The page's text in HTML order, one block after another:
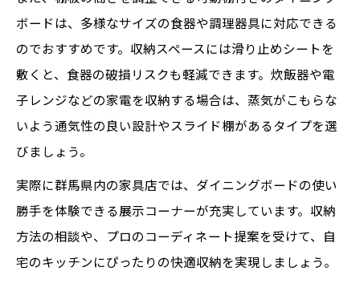
ボードは、多様なサイズの食器や調理器具に対応できる
のでおすすめです。収納スペースには滑り止めシートを
敷くと、食器の破損リスクも軽減できます。炊飯器や電
子レンジなどの家電を収納する場合は、蒸気がこもらな
いよう通気性の良い設計やスライド棚があるタイプを選
びましょう。
実際に群馬県内の家具店では、ダイニングボードの使い
勝手を体験できる展示コーナーが充実しています。収納
方法の相談や、プロのコーディネート提案を受けて、自
宅のキッチンにぴったりの快適収納を実現しましょう。